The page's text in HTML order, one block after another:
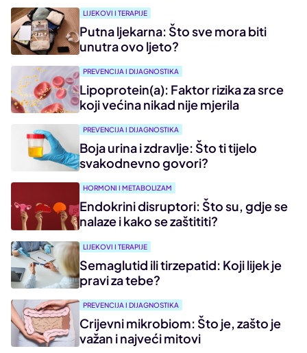
LIJEKOVI I TERAPIJE
Putna ljekarna: Što sve mora biti
unutra ovo ljeto?
PREVENCIJA I DIJAGNOSTIKA
Lipoprotein(a): Faktor rizika za srce
koji većina nikad nije mjerila
PREVENCIJA I DIJAGNOSTIKA
Boja urina i zdravlje: Što ti tijelo
svakodnevno govori?
HORMONI I METABOLIZAM
Endokrini disruptori: Što su, gdje se
nalaze i kako se zaštititi?
LIJEKOVI I TERAPIJE
Semaglutid ili tirzepatid: Koji lijek je
pravi za tebe?
PREVENCIJA I DIJAGNOSTIKA
Crijevni mikrobiom: Što je, zašto je
važan i najveći mitovi